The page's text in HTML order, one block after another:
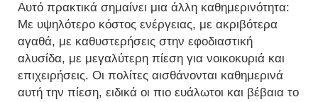
Αυτό πρακτικά σημαίνει μια άλλη καθημερινότητα:
Με υψηλότερο κόστος ενέργειας, με ακριβότερα
αγαθά, με καθυστερήσεις στην εφοδιαστική
αλυσίδα, με μεγαλύτερη πίεση για νοικοκυριά και
επιχειρήσεις. Οι πολίτες αισθάνονται καθημερινά
αυτή την πίεση, ειδικά οι πιο ευάλωτοι και βέβαια το